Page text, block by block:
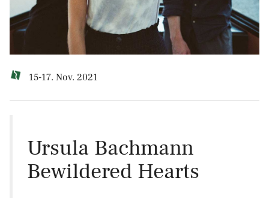
15-17. Nov. 2021
Ursula Bachmann
Bewildered Hearts